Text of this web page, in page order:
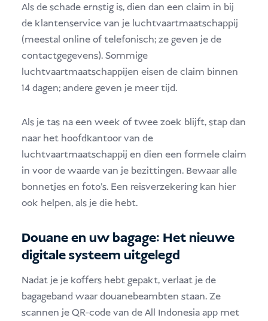
Als de schade ernstig is, dien dan een claim in bij
de klantenservice van je luchtvaartmaatschappij
(meestal online of telefonisch; ze geven je de
contactgegevens). Sommige
luchtvaartmaatschappijen eisen de claim binnen
14 dagen; andere geven je meer tijd.
Als je tas na een week of twee zoek blijft, stap dan
naar het hoofdkantoor van de
luchtvaartmaatschappij en dien een formele claim
in voor de waarde van je bezittingen. Bewaar alle
bonnetjes en foto's. Een reisverzekering kan hier
ook helpen, als je die hebt.
Douane en uw bagage: Het nieuwe
digitale systeem uitgelegd
Nadat je je koffers hebt gepakt, verlaat je de
bagageband waar douanebeambten staan. Ze
scannen je QR-code van de All Indonesia app met